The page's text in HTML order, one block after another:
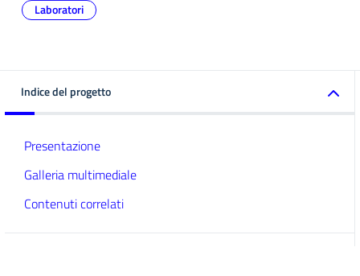
Laboratori
Indice del progetto
Presentazione
Galleria multimediale
Contenuti correlati